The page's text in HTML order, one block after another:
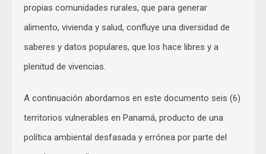
propias comunidades rurales, que para generar
alimento, vivienda y salud, confluye una diversidad de
saberes y datos populares, que los hace libres y a
plenitud de vivencias.
A continuación abordamos en este documento seis (6)
territorios vulnerables en Panamá, producto de una
política ambiental desfasada y errónea por parte del